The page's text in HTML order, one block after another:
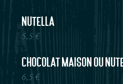
Nutella
5,5 €
Chocolat maison ou
6,5 €